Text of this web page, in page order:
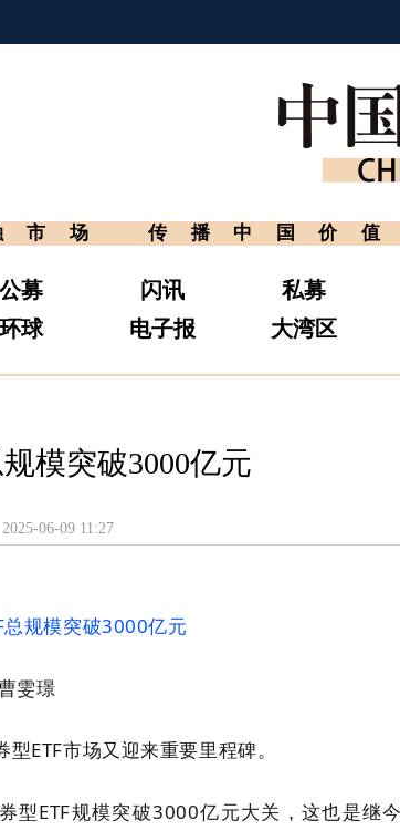
市场 传播中国价值
公募
环球
闪讯
电子报
私募
大湾区
模突破3000亿元
2025-06-09 11:27
总规模突破3000亿元
雯璟
ETF市场又迎来重要里程碑。
型ETF规模突破3000亿元大关，这也是继